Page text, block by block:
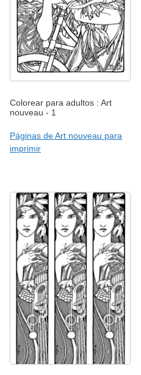
Colorear para adultos : Art
nouveau - 1
Páginas de Art nouveau para
imprimir